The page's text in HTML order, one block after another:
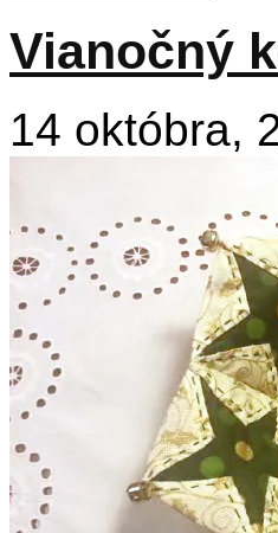
Vianočný
14 októbra,